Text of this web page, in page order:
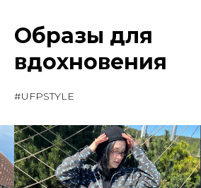
Образы для
вдохновения
#UFPSTYLE